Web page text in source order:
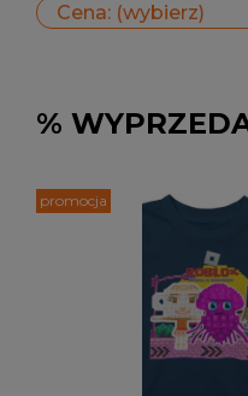
Cena: (wybierz)
%
promocja